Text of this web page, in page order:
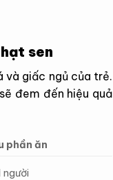
sen
và giấc ngủ của trẻ.
đem đến hiệu quả
phần ăn
người